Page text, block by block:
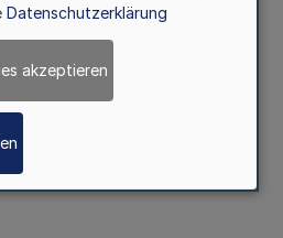
neuer Abschnitt eingefügt:
Abschnitt
über harmonisierte
Datenschutzerklärung
akzeptieren